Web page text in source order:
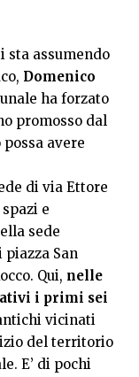
sta assumendo
Domenico
ha forzato
promosso dal
avere
di via Ettore
e
sede
San
Qui, nelle
i primi sei
vicinati
del territorio
E’ di pochi